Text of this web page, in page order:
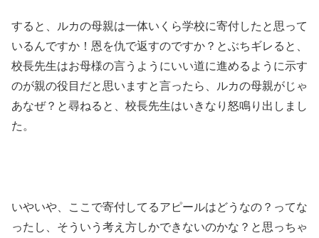
すると、ルカの母親は一体いくら学校に寄付したと思って
いるんですか！恩を仇で返すのですか？とぶちギレると、
校長先生はお母様の言うようにいい道に進めるように示す
のが親の役目だと思いますと言ったら、ルカの母親がじゃ
あなぜ？と尋ねると、校長先生はいきなり怒鳴り出しまし
た。
いやいや、ここで寄付してるアピールはどうなの？ってな
ったし、そういう考え方しかできないのかな？と思っちゃ